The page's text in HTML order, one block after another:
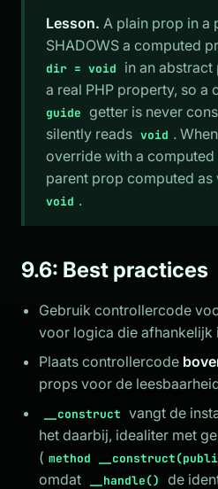
Lesson. A plain prop in a
SHADOWS a computed
dir = void
in an abstract
a real PHP property, so a
guide getter is never
silently reads void .
override with a
parent prop computed as
void .
9.6: Best practices
Gebruik controllercode
voor logica die afhankelijk
Plaats controllercode
props voor de
__construct vangt de
het daarbij, idealiter met
( method
omdat
__handle()
de